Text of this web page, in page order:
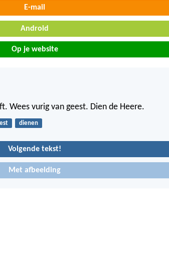
E-mail
Android
Op je website
Wees vurig van geest. Dien de Heere.
dienen
Volgende tekst!
Met afbeelding